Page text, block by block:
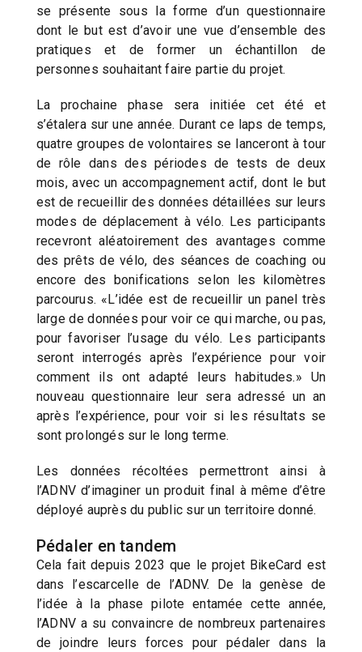
se présente sous la forme d’un questionnaire
dont le but est d’avoir une vue d’ensemble des
pratiques et de former un échantillon de
personnes souhaitant faire partie du projet.
La prochaine phase sera initiée cet été et
s’étalera sur une année. Durant ce laps de temps,
quatre groupes de volontaires se lanceront à tour
de rôle dans des périodes de tests de deux
mois, avec un accompagnement actif, dont le but
est de recueillir des données détaillées sur leurs
modes de déplacement à vélo. Les participants
recevront aléatoirement des avantages comme
des prêts de vélo, des séances de coaching ou
encore des bonifications selon les kilomètres
parcourus. «L’idée est de recueillir un panel très
large de données pour voir ce qui marche, ou pas,
pour favoriser l’usage du vélo. Les participants
seront interrogés après l’expérience pour voir
comment ils ont adapté leurs habitudes.» Un
nouveau questionnaire leur sera adressé un an
après l’expérience, pour voir si les résultats se
sont prolongés sur le long terme.
Les données récoltées permettront ainsi à
l’ADNV d’imaginer un produit final à même d’être
déployé auprès du public sur un territoire donné.
Pédaler en tandem
Cela fait depuis 2023 que le projet BikeCard est
dans l’escarcelle de l’ADNV. De la genèse de
l’idée à la phase pilote entamée cette année,
l’ADNV a su convaincre de nombreux partenaires
de joindre leurs forces pour pédaler dans la